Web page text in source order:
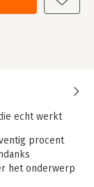
echt werkt
procent
het onderwerp